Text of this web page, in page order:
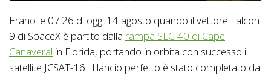
Erano le 07:26 di oggi 14 agosto quando il vettore Falcon
9 di SpaceX è partito dalla rampa SLC-40 di Cape
Canaveral in Florida, portando in orbita con successo il
satellite JCSAT-16. Il lancio perfetto è stato completato dal